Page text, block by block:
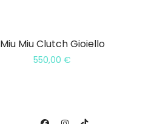
Miu Miu Clutch Gioiello
550,00 €